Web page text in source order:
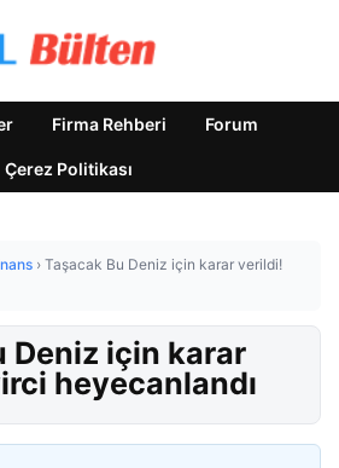
Firma Rehberi Forum
Çerez Politikası
› Taşacak Bu Deniz için karar verildi!
Deniz için karar
heyecanlandı